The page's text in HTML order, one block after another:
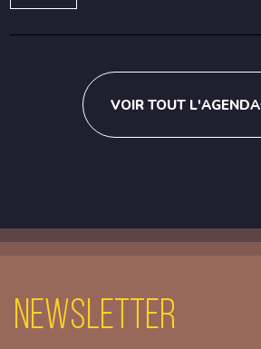
VOIR TOUT L'AGENDA
Newsletter